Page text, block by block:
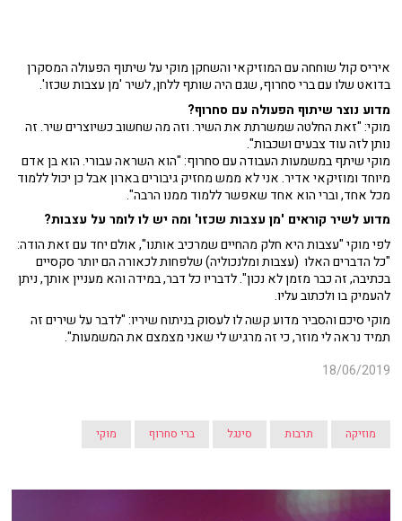
איריס קול שוחחה עם המוזיקאי והשחקן מוקי על שיתוף הפעולה המסקרן
בדואט שלו עם ברי סחרוף, שגם היה שותף ללחן, לשיר 'מן עצבות שכזו'.
מדוע נוצר שיתוף הפעולה עם סחרוף?
מוקי: "זאת החלטה שמשרתת את השיר. וזה מה שחשוב כשיוצרים שיר. זה
נותן לזה עוד צבעים ושכבות".
מוקי שיתף במשמעות העבודה עם סחרוף: "הוא השראה עבורי. הוא בן אדם
מיוחד ומוזיקאי אדיר. אני לא ממש מחזיק גיבורים בארון אבל כן יכול ללמוד
מכל אחד, וברי הוא אחד שאפשר ללמוד ממנו הרבה".
מדוע לשיר קוראים 'מן עצבות שכזו' ומה יש לו לומר על עצבות?
לפי מוקי "עצבות היא חלק מהחיים שמרכיב אותנו", אולם יחד עם זאת הודה:
"כל הדברים האלו (עצבות ומלנכוליה) שלפחות לכאורה הם יותר סקסיים
בכתיבה, זה כבר מזמן לא נכון". לדבריו כל דבר, במידה והא מעניין אותך, ניתן
להעמיק בו ולכתוב עליו.
מוקי סיכם והסביר מדוע קשה לו לעסוק בניתוח שיריו: "לדבר על שירים זה
תמיד נראה לי מוזר, כי זה מרגיש לי שאני מצמצם את המשמעות".
18/06/2019
מוזיקה תרבות סינגל ברי סחרוף מוקי